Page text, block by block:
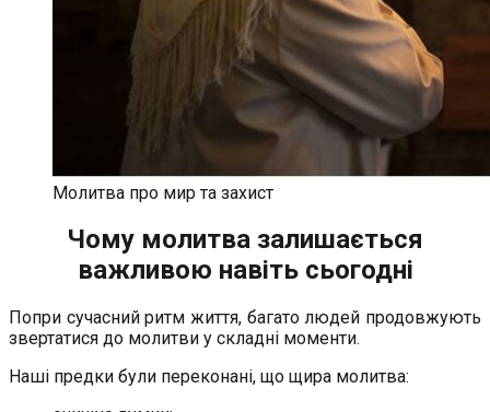
Молитва про мир та захист
Чому молитва залишається
важливою навіть сьогодні
Попри сучасний ритм життя, багато людей продовжують
звертатися до молитви у складні моменти.
Наші предки були переконані, що щира молитва: